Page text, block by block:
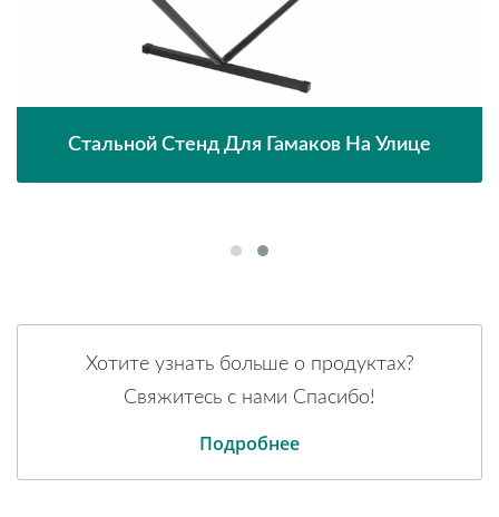
Стальной Стенд Для Гамаков На Улице
Хотите узнать больше о продуктах?
Свяжитесь с нами Спасибо!
Подробнее